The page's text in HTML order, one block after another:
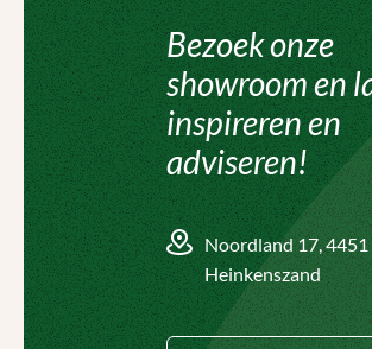
Bezoek onze
showroom en
inspireren en
adviseren!
Noordland 17, 4451
Heinkenszand